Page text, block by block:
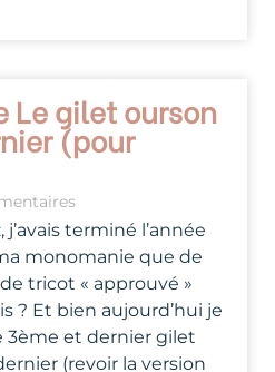
Le gilet ourson
(pour
terminé l’année
monomanie que de
tricot « approuvé »
? Et bien aujourd’hui je
3ème et dernier gilet
(revoir la version